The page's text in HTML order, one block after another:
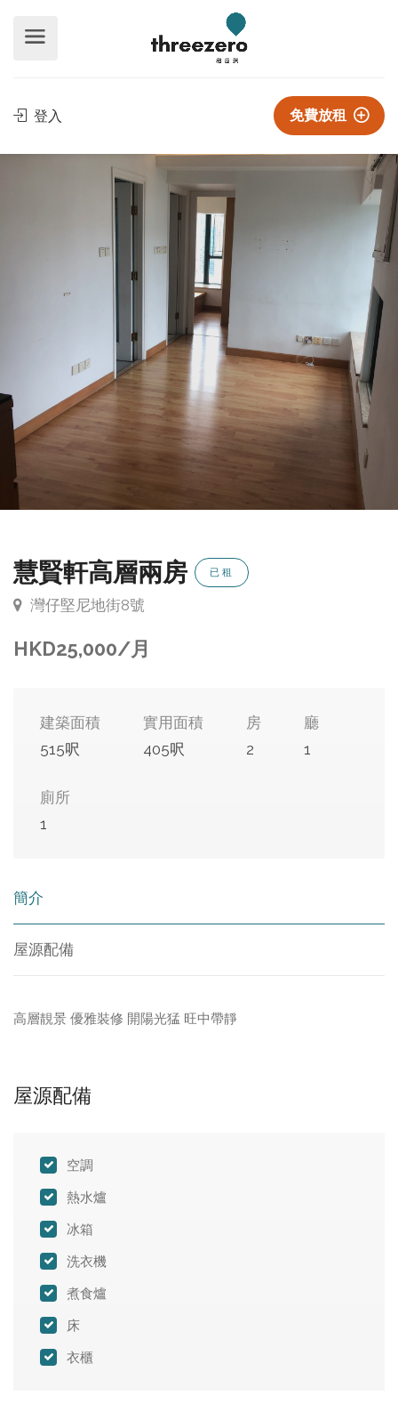
登入 免費放租
慧賢軒高層兩房 已租
灣仔堅尼地街8號
HKD25,000/月
建築面積
515呎
實用面積
405呎
房
2
廳
1
廁所
1
簡介
屋源配備
高層靚景 優雅裝修 開陽光猛 旺中帶靜
屋源配備
空調
熱水爐
冰箱
洗衣機
煮食爐
床
衣櫃